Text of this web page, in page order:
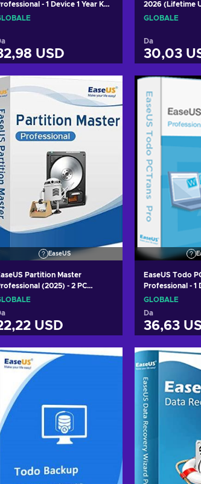
- 1 Device 1 Year Key
USD
Aggiungi al carrello
Visualizza offerte
2026 (Lifetime
Key GLOBAL
GLOBALE
Da
30,03
EaseUS
Partition Master
(2025) - 2 PC
Licence Key GLOBAL
USD
Aggiungi al carrello
Visualizza offerte
EaseUS Todo
Professional - 1
Key GLOBAL
GLOBALE
Da
36,63
Aggiungi